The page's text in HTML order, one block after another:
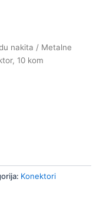
nakita / Metalne
10 kom
Konektori